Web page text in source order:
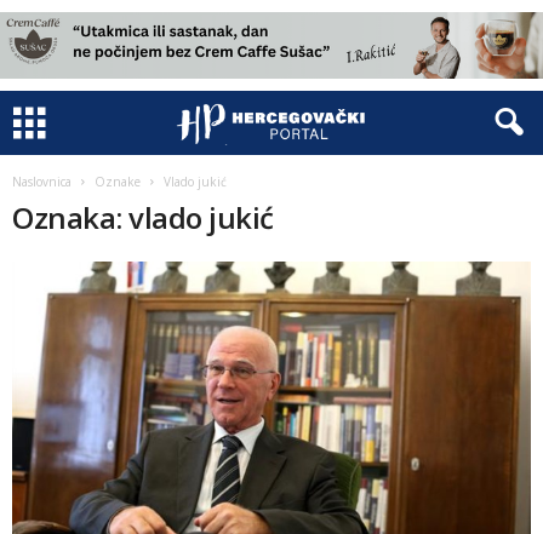
Naslovnica Oznake Vlado jukić
Oznaka: vlado jukić